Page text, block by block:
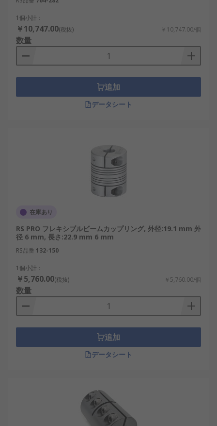
1個小計：
￥10,747.00(税抜) ￥10,747.00/個
数量
追加
データシート
在庫あり
RS PRO フレキシブルビームカップリング, 外径:19.1 mm 外
径 6 mm, 長さ:22.9 mm 6 mm
RS品番 132-150
1個小計：
￥5,760.00(税抜) ￥5,760.00/個
数量
追加
データシート